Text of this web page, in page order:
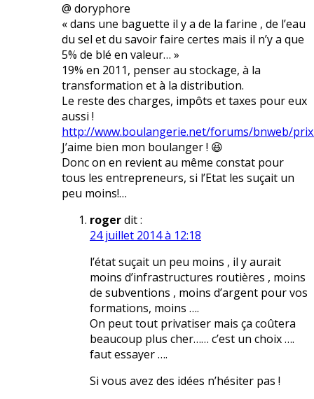
@ doryphore
« dans une baguette il y a de la farine , de l’eau
du sel et du savoir faire certes mais il n’y a que
5% de blé en valeur… »
19% en 2011, penser au stockage, à la
transformation et à la distribution.
Le reste des charges, impôts et taxes pour eux
aussi !
http://www.boulangerie.net/forums/bnweb/
J’aime bien mon boulanger ! 😆
Donc on en revient au même constat pour
tous les entrepreneurs, si l’Etat les suçait un
peu moins!…
rogerdit :
24 juillet 2014 à 12:18
l’état suçait un peu moins , il y aurait
moins d’infrastructures routières , moins
de subventions , moins d’argent pour vos
formations, moins ….
On peut tout privatiser mais ça coûtera
beaucoup plus cher…… c’est un choix ….
faut essayer ….
Si vous avez des idées n’hésiter pas !